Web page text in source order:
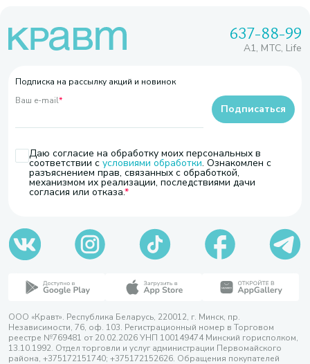
637-88-99
A1, МТС, Life
Подписка на рассылку акций и новинок
Ваш e-mail*
Даю согласие на обработку моих персональных в
соответствии с условиями обработки. Ознакомлен с
разъяснением прав, связанных с обработкой,
механизмом их реализации, последствиями дачи
согласия или отказа.
Подписаться
ООО «Кравт». Республика Беларусь, 220012, г. Минск, пр.
Независимости, 76, оф. 103. Регистрационный номер в Торговом
реестре №769481 от 20.02.2026 УНП 100149474 Минский горисполком,
13.10.1992. Отдел торговли и услуг администрации Первомайского
района, +375172151740; +375172152626. Обращения покупателей